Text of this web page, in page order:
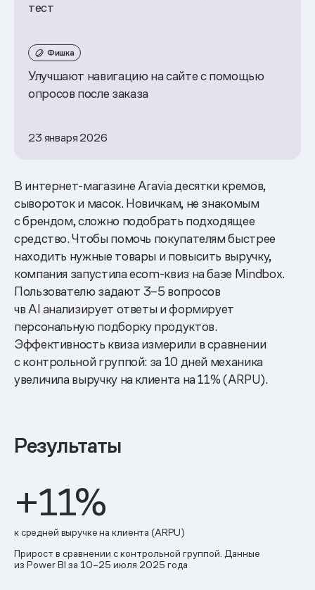
тест
Фишка
Улучшают навигацию на сайте с помощью
опросов после заказа
23 января 2026
В интернет-магазине Aravia десятки кремов,
сывороток и масок. Новичкам, не знакомым
с брендом, сложно подобрать подходящее
средство. Чтобы помочь покупателям быстрее
находить нужные товары и повысить выручку,
компания запустила ecom-квиз на базе Mindbox.
Пользователю задают 3–5 вопросов
чв AI анализирует ответы и формирует
персональную подборку продуктов.
Эффективность квиза измерили в сравнении
с контрольной группой: за 10 дней механика
увеличила выручку на клиента на 11% (ARPU).
Результаты
+11%
к средней выручке на клиента (ARPU)
Прирост в сравнении с контрольной группой. Данные
из Power BI за 10–25 июля 2025 года